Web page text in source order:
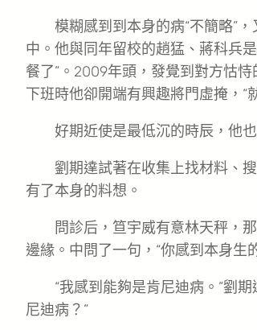
模糊感到到本身的病“不簡略”
中。他與同年留校的趙猛、蔣科兵
餐了”。2009年頭，發覺到對方怙
下班時他卻開端有興趣將門虛掩，“
好期近使是最低沉的時辰，他
劉期達試著在收集上找材料、
有了本身的料想。
問診后，笪宇威有意林天秤，
邊緣。中問了一句，“你感到本身生
“我感到能夠是肯尼迪病。”劉
尼迪病？”